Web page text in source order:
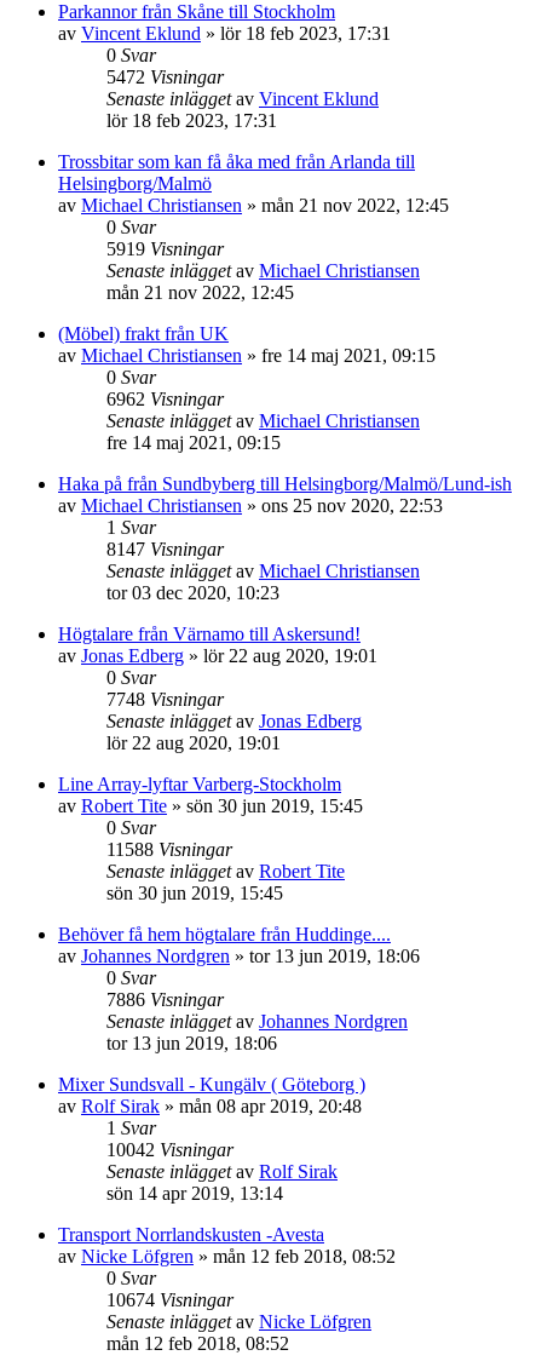
Parkannor från Skåne till Stockholm
av Vincent Eklund » lör 18 feb 2023, 17:31
0 Svar
5472 Visningar
Senaste inläggetav Vincent Eklund
lör 18 feb 2023, 17:31
Trossbitar som kan få åka med från Arlanda till
Helsingborg/Malmö
av Michael Christiansen » mån 21 nov 2022, 12:45
0 Svar
5919 Visningar
Senaste inläggetav Michael Christiansen
mån 21 nov 2022, 12:45
(Möbel) frakt från UK
av Michael Christiansen » fre 14 maj 2021, 09:15
0 Svar
6962 Visningar
Senaste inläggetav Michael Christiansen
fre 14 maj 2021, 09:15
Haka på från Sundbyberg till Helsingborg/Malmö/Lund-ish
av Michael Christiansen » ons 25 nov 2020, 22:53
1 Svar
8147 Visningar
Senaste inläggetav Michael Christiansen
tor 03 dec 2020, 10:23
Högtalare från Värnamo till Askersund!
av Jonas Edberg » lör 22 aug 2020, 19:01
0 Svar
7748 Visningar
Senaste inläggetav Jonas Edberg
lör 22 aug 2020, 19:01
Line Array-lyftar Varberg-Stockholm
av Robert Tite » sön 30 jun 2019, 15:45
0 Svar
11588 Visningar
Senaste inläggetav Robert Tite
sön 30 jun 2019, 15:45
Behöver få hem högtalare från Huddinge....
av Johannes Nordgren » tor 13 jun 2019, 18:06
0 Svar
7886 Visningar
Senaste inläggetav Johannes Nordgren
tor 13 jun 2019, 18:06
Mixer Sundsvall - Kungälv ( Göteborg )
av Rolf Sirak » mån 08 apr 2019, 20:48
1 Svar
10042 Visningar
Senaste inläggetav Rolf Sirak
sön 14 apr 2019, 13:14
Transport Norrlandskusten -Avesta
av Nicke Löfgren » mån 12 feb 2018, 08:52
0 Svar
10674 Visningar
Senaste inläggetav Nicke Löfgren
mån 12 feb 2018, 08:52